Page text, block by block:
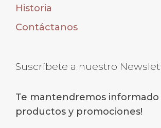
Historia
Contáctanos
Suscríbete a nuestro
Te mantendremos informado
productos y promociones!